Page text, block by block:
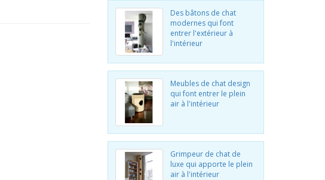
Des bâtons de chat
modernes qui font
entrer l'extérieur à
l'intérieur
Meubles de chat design
qui font entrer le plein
air à l'intérieur
Grimpeur de chat de
luxe qui apporte le plein
air à l'intérieur